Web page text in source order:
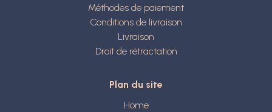
Méthodes de paiement
Conditions de livraison
Livraison
Droit de rétractation
Plan du site
Home